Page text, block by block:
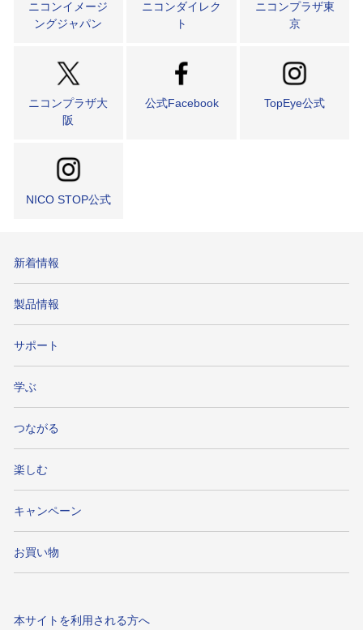
ニコンイメージ
ングジャパン
ニコンダイレク
ト
ニコンプラザ東
京
ニコンプラザ大
阪
公式Facebook TopEye公式
NICO STOP公式
新着情報
製品情報
サポート
学ぶ
つながる
楽しむ
キャンペーン
お買い物
本サイトを利用される方へ